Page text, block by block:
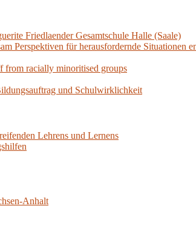
Friedlaender Gesamtschule Halle (Saale)
Perspektiven für herausfordernde Situationen
from racially minoritised groups
und Schulwirklichkeit
Lehrens und Lernens
Anhalt